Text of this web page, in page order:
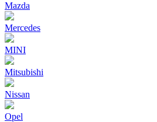
Mazda
Mercedes
MINI
Mitsubishi
Nissan
Opel